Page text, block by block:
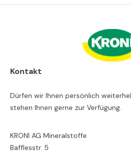
Kontakt
Dürfen wir Ihnen persönlich
stehen Ihnen gerne zur Verfügung.
KRONI AG Mineralstoffe
Bafflesstr. 5